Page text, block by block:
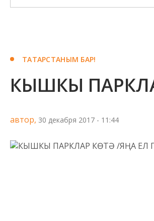
ТАТАРСТАНЫМ БАР!
КЫШКЫ
автор, 30 декабря 2017 - 11:44